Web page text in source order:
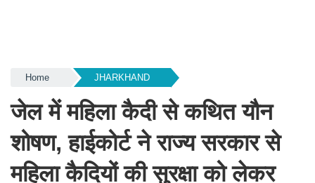
Home JHARKHAND
जेल में महिला कैदी से कथित यौन
शोषण, हाईकोर्ट ने राज्य सरकार से
महिला कैदियों की सुरक्षा को लेकर